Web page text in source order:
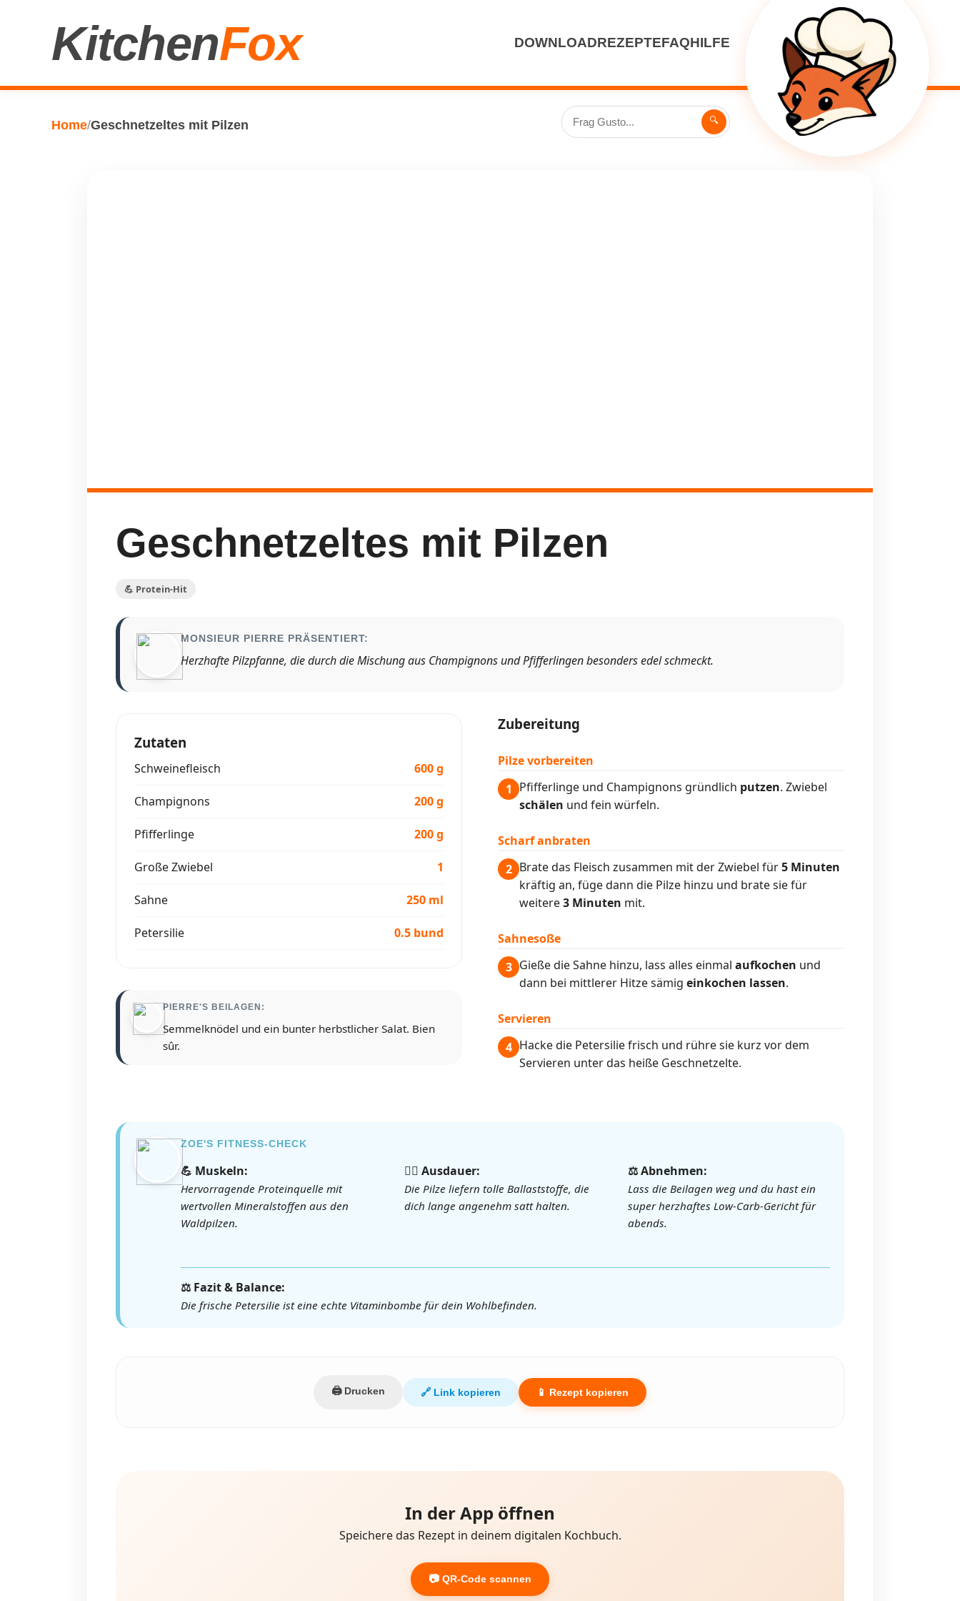
KitchenFox DOWNLOADREZEPTEFAQHILFE
Home/Geschnetzeltes mit Pilzen 🔍
Geschnetzeltes mit Pilzen
💪 Protein-Hit
MONSIEUR PIERRE PRÄSENTIERT:
Herzhafte Pilzpfanne, die durch die Mischung aus Champignons und Pfifferlingen besonders edel schmeckt.
Zutaten
Schweinefleisch 600 g
Champignons 200 g
Pfifferlinge 200 g
Große Zwiebel 1
Sahne 250 ml
Petersilie 0.5 bund
PIERRE'S BEILAGEN:
Semmelknödel und ein bunter herbstlicher Salat. Bien
sûr.
Zubereitung
Pilze vorbereiten
1 Pfifferlinge und Champignons gründlich putzen. Zwiebel
schälen und fein würfeln.
Scharf anbraten
2 Brate das Fleisch zusammen mit der Zwiebel für5 Minuten
kräftig an, füge dann die Pilze hinzu und brate sie für
weitere3 Minuten mit.
Sahnesoße
3 Gieße die Sahne hinzu, lass alles einmal aufkochen und
dann bei mittlerer Hitze sämig einkochen lassen.
Servieren
4 Hacke die Petersilie frisch und rühre sie kurz vor dem
Servieren unter das heiße Geschnetzelte.
ZOE'S FITNESS-CHECK
💪 Muskeln:
Hervorragende Proteinquelle mit
wertvollen Mineralstoffen aus den
Waldpilzen.
🏃‍♀️ Ausdauer:
Die Pilze liefern tolle Ballaststoffe, die
dich lange angenehm satt halten.
⚖️ Abnehmen:
Lass die Beilagen weg und du hast ein
super herzhaftes Low-Carb-Gericht für
abends.
⚖️ Fazit & Balance:
Die frische Petersilie ist eine echte Vitaminbombe für dein Wohlbefinden.
🖨️ Drucken 🔗 Link kopieren 📱 Rezept kopieren
In der App öffnen
Speichere das Rezept in deinem digitalen Kochbuch.
📷 QR-Code scannen